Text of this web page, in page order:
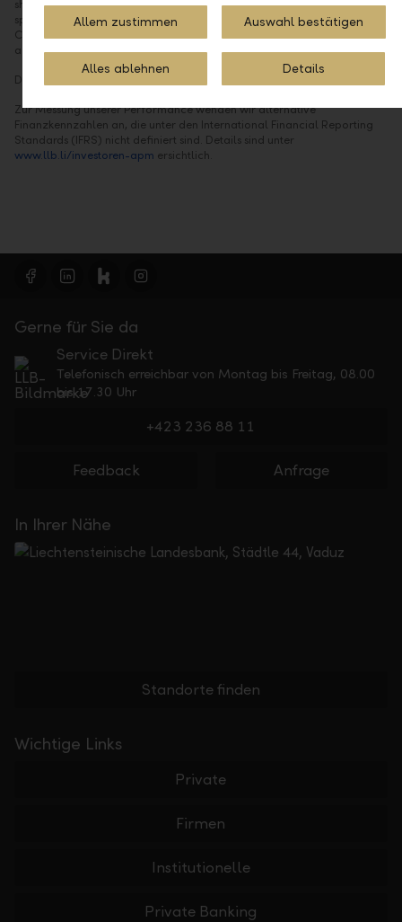
should not place undue reliance on forward-looking statements, which
speak of the date of this Communication. Statements contained in this
Communication regarding past trends or events should not be taken as
a representation that such trends or events will continue in the future.
DISCLAIMER
Zur Messung unserer Performance wenden wir alternative
Finanzkennzahlen an, die unter den International Financial Reporting
Standards (IFRS) nicht definiert sind. Details sind unter
www.llb.li/investoren-apm ersichtlich.
Gerne für Sie da
Service Direkt
Telefonisch erreichbar von Montag bis Freitag, 08.00
bis 17.30 Uhr
+423 236 88 11
Feedback Anfrage
In Ihrer Nähe
Standorte finden
Wichtige Links
Private
Firmen
Institutionelle
Private Banking
Allem zustimmen Auswahl bestätigen
Alles ablehnen Details